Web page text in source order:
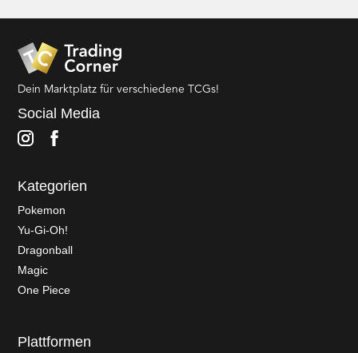
Dein Marktplatz für verschiedene TCGs!
Social Media
Kategorien
Pokemon
Yu-Gi-Oh!
Dragonball
Magic
One Piece
Plattformen